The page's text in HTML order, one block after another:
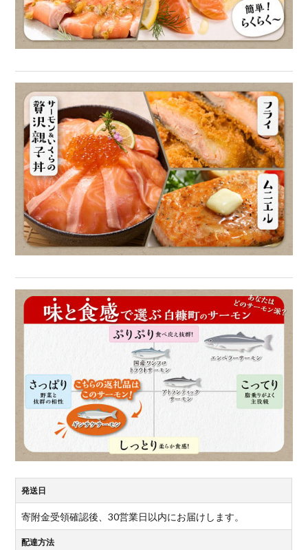
発送日
寄附金受領確認後、30営業日以内にお届けします。
配達方法